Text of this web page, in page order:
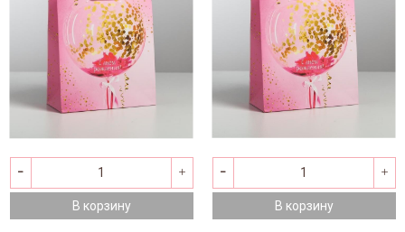
В корзину В корзину